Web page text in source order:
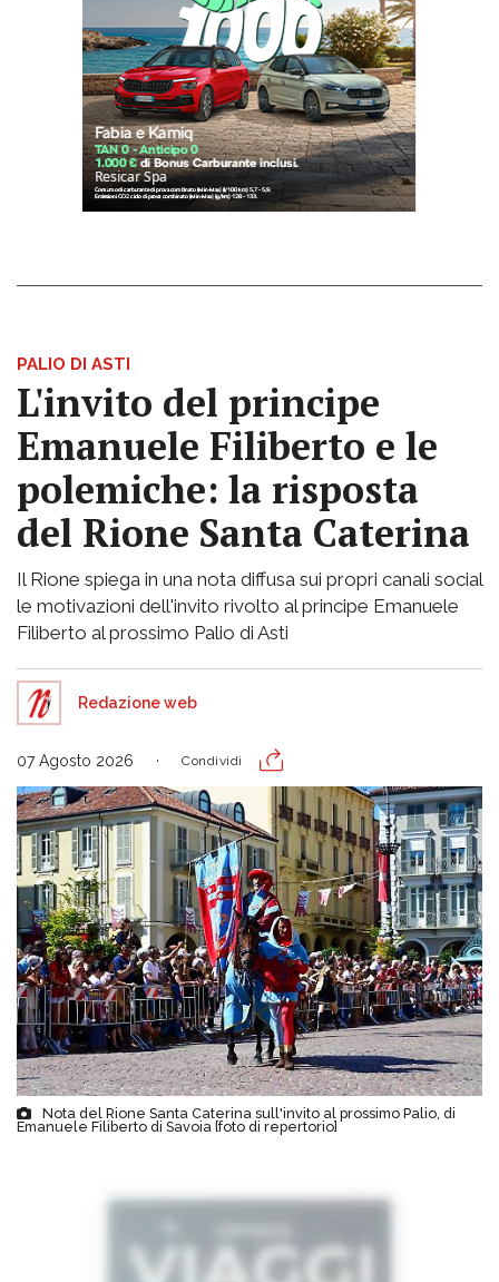
PALIO DI ASTI
L'invito del principe
Emanuele Filiberto e le
polemiche: la risposta
del Rione Santa Caterina
Il Rione spiega in una nota diffusa sui propri canali social
le motivazioni dell'invito rivolto al principe Emanuele
Filiberto al prossimo Palio di Asti
Redazione web
07 Agosto 2026 Condividi
Nota del Rione Santa Caterina sull'invito al prossimo Palio, di
Emanuele Filiberto di Savoia [foto di repertorio]